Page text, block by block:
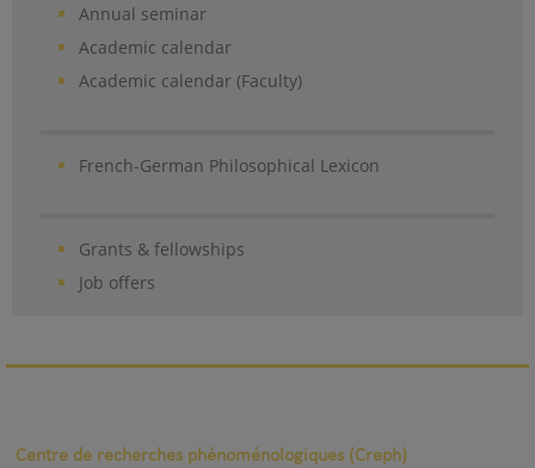
Annual seminar
Academic calendar
Academic calendar (Faculty)
French-German Philosophical Lexicon
Grants & fellowships
Job offers
Centre de recherches phénoménologiques (Creph)